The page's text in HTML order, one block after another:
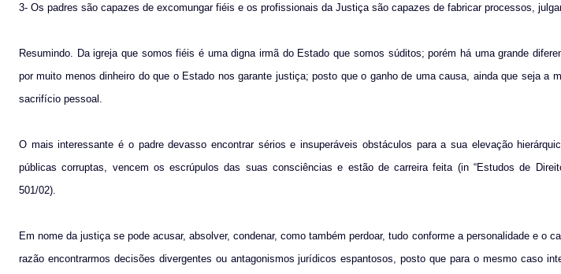
3- Os padres são capazes de excomungar fiéis e os profissionais da Justiça são capazes de fabricar processos,
Resumindo. Da igreja que somos fiéis é uma digna irmã do Estado que somos súditos; porém há uma grande
por muito menos dinheiro do que o Estado nos garante justiça; posto que o ganho de uma causa, ainda que seja a
sacrifício pessoal.
O mais interessante é o padre devasso encontrar sérios e insuperáveis obstáculos para a sua elevação
públicas corruptas, vencem os escrúpulos das suas consciências e estão de carreira feita (in “Estudos de
501/02).
Em nome da justiça se pode acusar, absolver, condenar, como também perdoar, tudo conforme a personalidade e o
razão encontrarmos decisões divergentes ou antagonismos jurídicos espantosos, posto que para o mesmo caso